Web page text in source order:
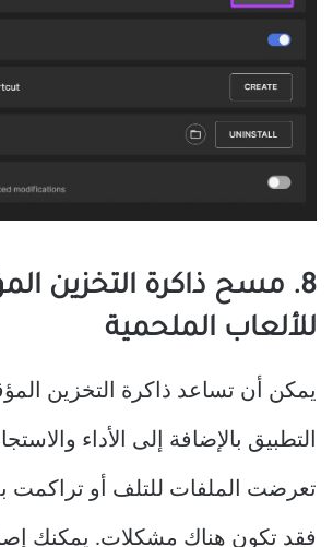
8. مسح ذاكرة التخزين
للألعاب الملحمية
يمكن أن تساعد ذاكرة التخزين
التطبيق بالإضافة إلى الأداء
تعرضت الملفات للتلف أو تراكمت
فقد تكون هناك مشكلات. يمكنك